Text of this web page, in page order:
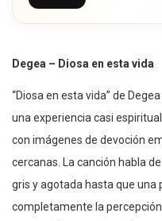
Degea – Diosa en esta vida
“Diosa en esta vida” de
una experiencia casi
con imágenes de devoción
cercanas. La canción habla
gris y agotada hasta que
completamente la